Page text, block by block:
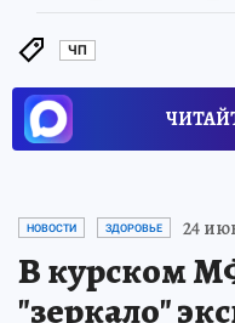
ЧП
НОВОСТИ ЗДОРОВЬЕ 24
В курском
"зеркало"